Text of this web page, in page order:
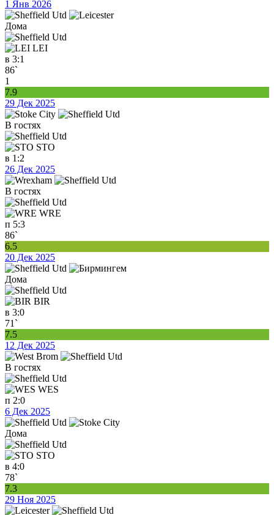
1 Янв 2026
Дома
LEI
в 3:1
86`
1
7.9
29 Дек 2025
В гостях
STO
в 1:2
26 Дек 2025
В гостях
WRE
п 5:3
86`
6.5
20 Дек 2025
Дома
BIR
в 3:0
71`
7.5
12 Дек 2025
В гостях
WES
п 2:0
6 Дек 2025
Дома
STO
в 4:0
78`
7.3
29 Ноя 2025